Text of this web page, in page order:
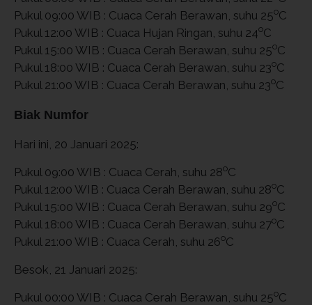
Pukul 09:00 WIB : Cuaca Cerah Berawan, suhu 25oC
Pukul 12:00 WIB : Cuaca Hujan Ringan, suhu 24oC
Pukul 15:00 WIB : Cuaca Cerah Berawan, suhu 25oC
Pukul 18:00 WIB : Cuaca Cerah Berawan, suhu 23oC
Pukul 21:00 WIB : Cuaca Cerah Berawan, suhu 23oC
Biak Numfor
Hari ini, 20 Januari 2025:
Pukul 09:00 WIB : Cuaca Cerah, suhu 28oC
Pukul 12:00 WIB : Cuaca Cerah Berawan, suhu 28oC
Pukul 15:00 WIB : Cuaca Cerah Berawan, suhu 29oC
Pukul 18:00 WIB : Cuaca Cerah Berawan, suhu 27oC
Pukul 21:00 WIB : Cuaca Cerah, suhu 26oC
Besok, 21 Januari 2025:
Pukul 00:00 WIB : Cuaca Cerah Berawan, suhu 25oC